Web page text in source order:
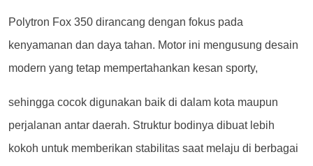
Polytron Fox 350 dirancang dengan fokus pada
kenyamanan dan daya tahan. Motor ini mengusung desain
modern yang tetap mempertahankan kesan sporty,
sehingga cocok digunakan baik di dalam kota maupun
perjalanan antar daerah. Struktur bodinya dibuat lebih
kokoh untuk memberikan stabilitas saat melaju di berbagai